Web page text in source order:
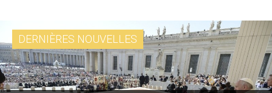
DERNIÈRES NOUVELLES